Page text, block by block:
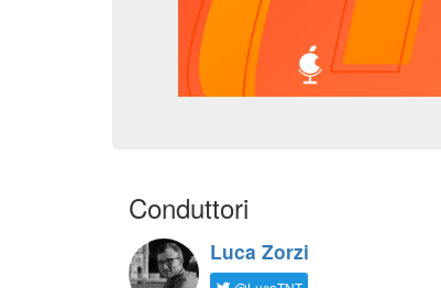
Conduttori
Luca Zorzi